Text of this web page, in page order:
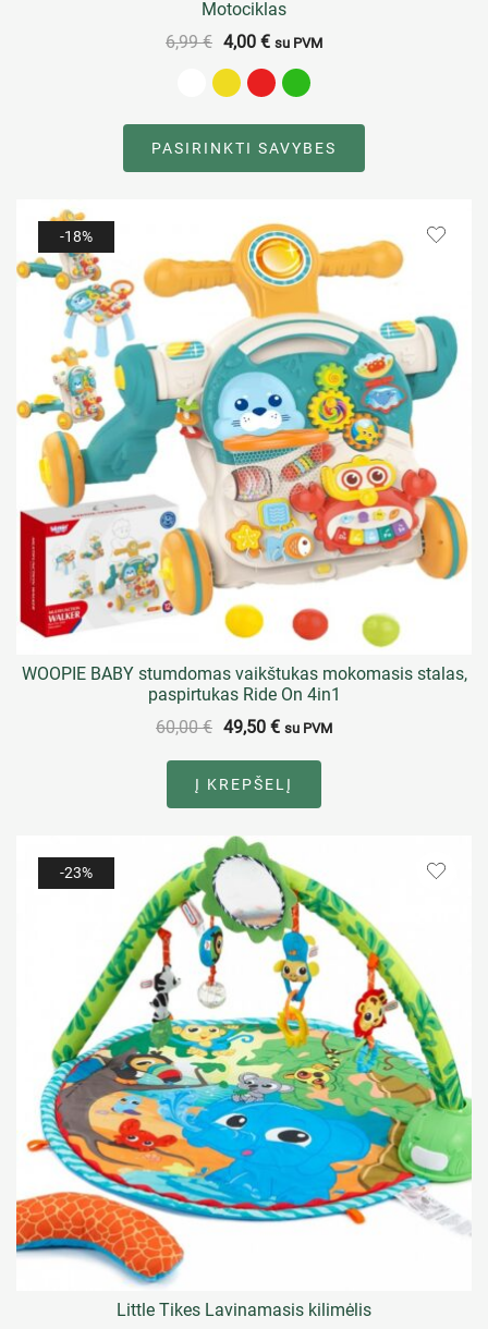
Motociklas
6,99€ 4,00 € su PVM
PASIRINKTI SAVYBES
-18%
WOOPIE BABY stumdomas vaikštukas mokomasis stalas,
paspirtukas Ride On 4in1
60,00€ 49,50 € su PVM
Į KREPŠELĮ
-23%
Little Tikes Lavinamasis kilimėlis